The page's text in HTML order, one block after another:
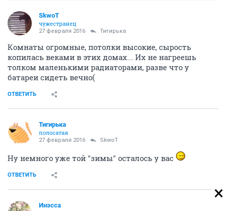
SkwоT
чужестранец
27 февраля 2016 Тигирька
Комнаты огромные, потолки высокие, сырость
копилась веками в этих домах... Их не нагреешь
толком маленькими радиаторами, разве что у
батареи сидеть вечно(
ОТВЕТИТЬ
Тигирька
полосатая
27 февраля 2016 SkwоT
Ну немного уже той "зимы" осталось у вас
ОТВЕТИТЬ
Инэсса